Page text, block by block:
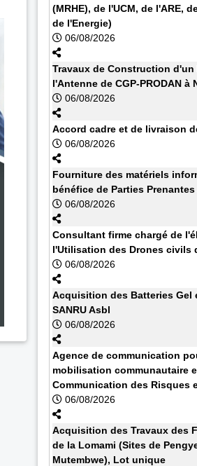
(MRHE), de l'UCM, de l'ARE,
de l'Energie)
06/08/2026
Travaux de Construction
l'Antenne de CGP-PRODAN à
06/08/2026
Accord cadre et de livraison
06/08/2026
Fourniture des matériels
bénéfice de Parties
06/08/2026
Consultant firme chargé de
l'Utilisation des Drones civils
06/08/2026
Acquisition des Batteries Gel
SANRU Asbl
06/08/2026
Agence de communication
mobilisation communautaire
Communication des Risques
06/08/2026
Acquisition des Travaux des
de la Lomami (Sites de
Mutembwe), Lot unique